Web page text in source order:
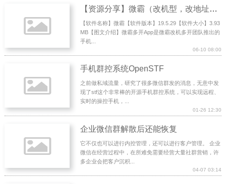
【资源分享】微霸（改机型，改地址，应用多开）
【软件名称】微霸【软件版本】19.5.29【软件大小】3.93
MB【图文介绍】微霸多开App是微霸改机多开团队推出的
手机...
06-10 08:00
手机群控系统OpenSTF
之前做私域流量，研究了很多微信群发的消息，无意中发
现了stf这个非常棒的开源手机群控系统，可以实现远程、
实时的操控手机，...
01-26 12:30
企业微信群解散后还能恢复
它不仅也可以进行内控管理，还可以进行客户管理。 企业
微信在经营过程中，在所难免需要经营大量社群营销，许
多企业会把客户沉积...
04-07 03:14